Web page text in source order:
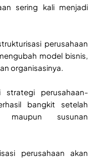
sering kali menjadi
perusahaan
model bisnis,
organisasinya.
perusahaan-
bangkit setelah
susunan
perusahaan akan